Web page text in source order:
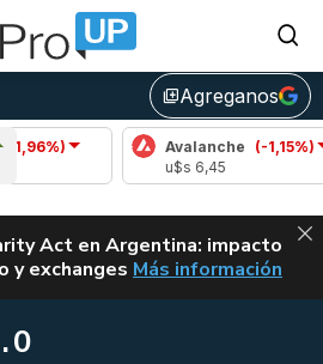
library_addAgreganos
Avalanche (-1,15%)
ALERTA
Act en Argentina: impacto
y exchanges CLARITY ACT EN
Más información